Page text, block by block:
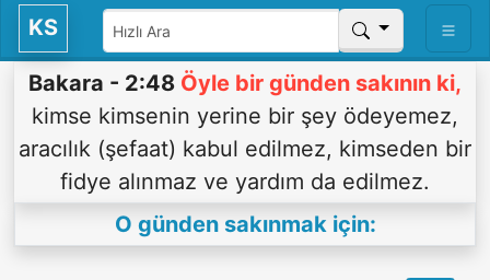
KS
Bakara - 2:48 Öyle bir günden sakının ki,
kimse kimsenin yerine bir şey ödeyemez,
aracılık (şefaat) kabul edilmez, kimseden bir
fidye alınmaz ve yardım da edilmez.
O günden sakınmak için: